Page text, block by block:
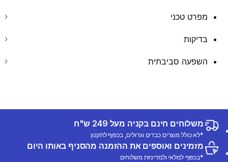
מפרט טכני
בדיקות
השפעה סביבתית
משלוחים חינם בקניה מעל 249 ש"ח
*לא כולל מוצרים כבדים וגדולים, בכפוף לתקנון
מזמינים ואוספים את ההזמנה מהסניף באותו היום
*בכפוף למלאי ולמדיניות משלוחים